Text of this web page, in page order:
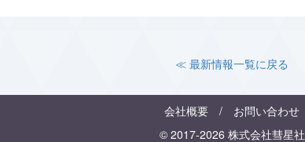
≪ 最新情報一覧に戻る
会社概要 / お問い合わせ
© 2017-2026 株式会社彗星社